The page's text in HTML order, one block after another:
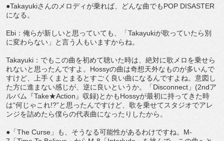
●Takayukiさんのメロディが乗れば、どんな曲でもPOP DISASTER
になる。
Ebi：俺らが新しいと思っていても、「Takayukiが歌っていたら別
に変わらない」と言う人もいますからね。
Takayuki：でもこの曲を初めて聴いた時は、絶対に歌メロを乗せら
れないと思ったんですよ。Hossyの曲は奇想天外なものが多いんで
すけど、上手くまとまるとすごく良い曲になるんですよね。意図し
た方に進まない感じが、逆に良いというか。「Disconnect」(2ndア
ルバム『Take★Action』収録)とかもHossyが最初に持ってきた時
は“何じゃこれ!?”と思ったんですけど、歌を乗せてスタジオでアレ
ンジを詰めたら僕らの代表曲になったりしたから。
●「The Curse」も、そうなる可能性があるわけですね。M-